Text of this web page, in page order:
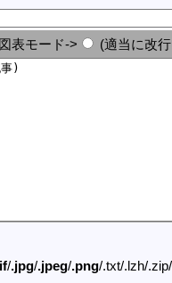
表モード-> (適当に改
/.jpg/.jpeg/.png/.txt/.lzh/